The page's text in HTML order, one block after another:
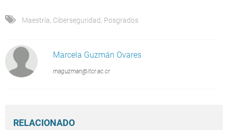
Maestría, Ciberseguridad, Posgrados
Marcela Guzmán Ovares
maguzman@itcr.ac.cr
RELACIONADO